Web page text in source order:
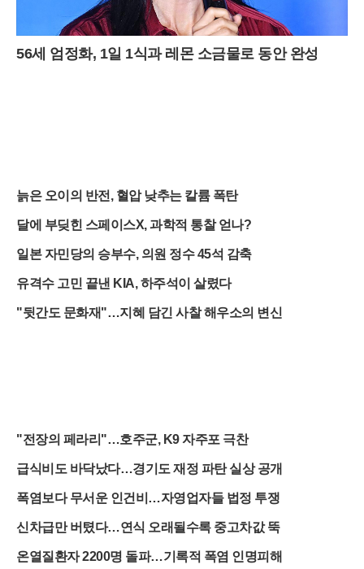
56세 엄정화, 1일 1식과 레몬 소금물로 동안 완성
늙은 오이의 반전, 혈압 낮추는 칼륨 폭탄
달에 부딪힌 스페이스X, 과학적 통찰 얻나?
일본 자민당의 승부수, 의원 정수 45석 감축
유격수 고민 끝낸 KIA, 하주석이 살렸다
"뒷간도 문화재"…지혜 담긴 사찰 해우소의 변신
"전장의 페라리"…호주군, K9 자주포 극찬
급식비도 바닥났다…경기도 재정 파탄 실상 공개
폭염보다 무서운 인건비…자영업자들 법정 투쟁
신차급만 버텼다…연식 오래될수록 중고차값 뚝
온열질환자 2200명 돌파…기록적 폭염 인명피해